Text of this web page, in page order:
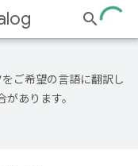
ご希望の言語に翻訳し
あります。